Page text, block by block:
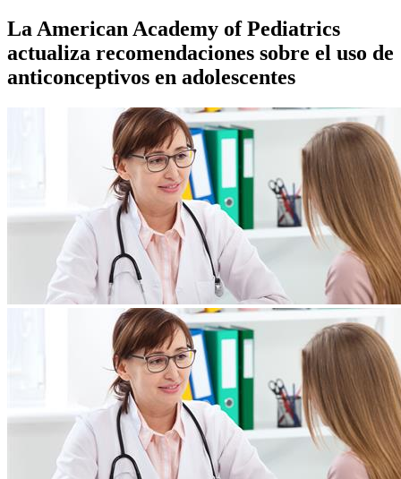
La American Academy of Pediatrics
actualiza recomendaciones sobre el uso de
anticonceptivos en adolescentes